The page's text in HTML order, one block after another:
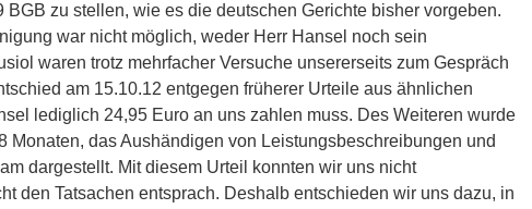
zu stellen, wie es die deutschen Gerichte bisher vorgeben.
war nicht möglich, weder Herr Hansel noch sein
waren trotz mehrfacher Versuche unsererseits zum Gespräch
am 15.10.12 entgegen früherer Urteile aus ähnlichen
lediglich 24,95 Euro an uns zahlen muss. Des Weiteren wurde
Monaten, das Aushändigen von Leistungsbeschreibungen und
dargestellt. Mit diesem Urteil konnten wir uns nicht
den Tatsachen entsprach. Deshalb entschieden wir uns dazu, in